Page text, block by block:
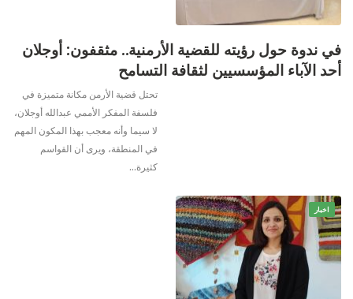
في ندوة حول رؤيته للقضية الأرمنية.. مثقفون: أوجلان
أحد الآباء المؤسسيين لثقافة التسامح
تحتل قضية الأرمن مكانة متميزة في
فلسفة المفكر الأممي عبدالله أوجلان،
لا سيما وأنه معجب بهذا المكون المهم
في المنطقة، ويرى أن القواسم
كثيرة…
اخبار